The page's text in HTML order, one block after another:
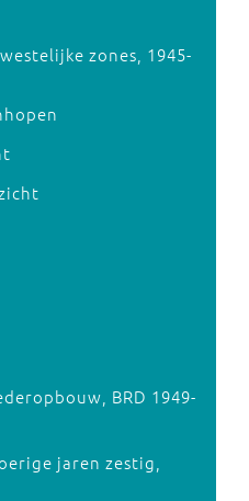
zones, 1945-
BRD 1949-
jaren zestig,